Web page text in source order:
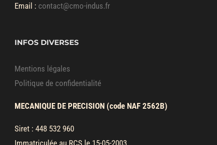
Email : contact@cmo-indus.fr
INFOS DIVERSES
Mentions légales
Politique de confidentialité
MECANIQUE DE PRECISION (code NAF 2562B)
Siret : 448 532 960
Immatriculée au RCS le 15-05-2003